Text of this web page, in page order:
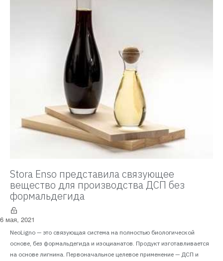
Stora Enso представила связующее
вещество для производства ДСП без
формальдегида
6 мая, 2021
NeoLigno — это связующая система на полностью биологической
основе, без формальдегида и изоцианатов. Продукт изготавливается
на основе лигнина. Первоначальное целевое применение — ДСП и